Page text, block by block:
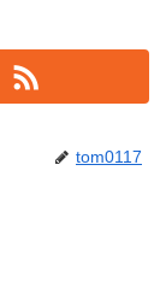
tom0117